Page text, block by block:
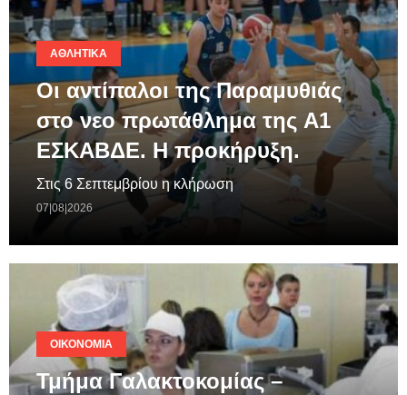
ΑΘΛΗΤΙΚΆ
Οι αντίπαλοι της Παραμυθιάς
στο νεο πρωτάθλημα της A1
ΕΣΚΑΒΔΕ. Η προκήρυξη.
Στις 6 Σεπτεμβρίου η κλήρωση
07|08|2026
ΟΙΚΟΝΟΜΊΑ
Τμήμα Γαλακτοκομίας –